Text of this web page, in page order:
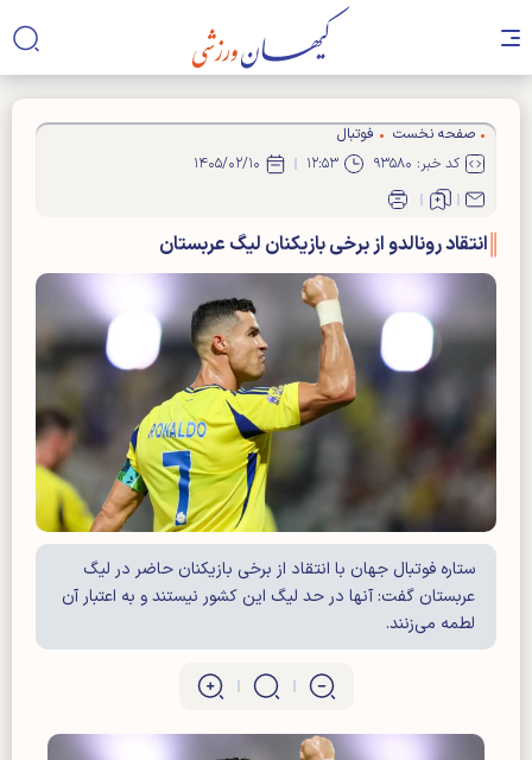
صفحه نخست
فوتبال
کد خبر: ۹۳۵۸۰
۱۲:۵۳ ۱۴۰۵/۰۲/۱۰
انتقاد رونالدو از برخی بازیکنان لیگ عربستان
ستاره فوتبال جهان با انتقاد از برخی بازیکنان حاضر در لیگ
عربستان گفت: آنها در حد لیگ این کشور نیستند و به اعتبار آن
لطمه می‌زنند.